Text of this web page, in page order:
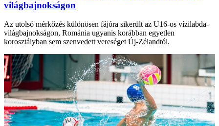
világbajnokságon
Az utolsó mérkőzés különösen fájóra sikerült az U16-os vízilabda-
világbajnokságon, Románia ugyanis korábban egyetlen
korosztályban sem szenvedett vereséget Új-Zélandtól.